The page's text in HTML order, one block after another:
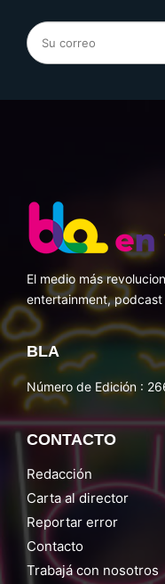
El medio más
entertainment,
BLA
Número de Edición :
CONTACTO
Redacción
Carta al director
Reportar error
Contacto
Trabajá con nosotros